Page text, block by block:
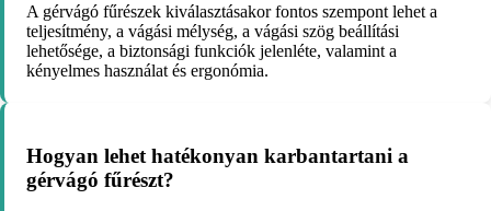
A gérvágó fűrészek kiválasztásakor fontos szempont lehet a
teljesítmény, a vágási mélység, a vágási szög beállítási
lehetősége, a biztonsági funkciók jelenléte, valamint a
kényelmes használat és ergonómia.
Hogyan lehet hatékonyan karbantartani a
gérvágó fűrészt?